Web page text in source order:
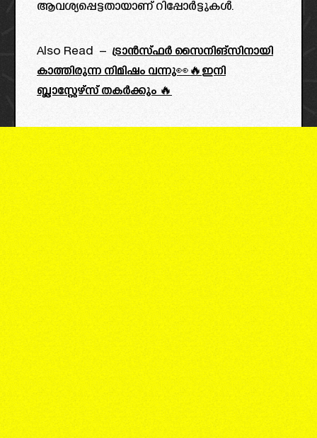
ആവശ്യപ്പെട്ടതായാണ് റിപ്പോർട്ടുകൾ.
Also Read – ട്രാൻസ്ഫർ സൈനിങ്സിനായി
കാത്തിരുന്ന നിമിഷം വന്നു👀🔥ഇനി
ബ്ലാസ്റ്റേഴ്‌സ് തകർക്കും 🔥